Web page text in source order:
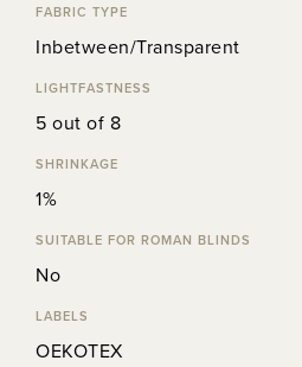
FABRIC TYPE
Inbetween/Transparent
LIGHTFASTNESS
5 out of 8
SHRINKAGE
1%
SUITABLE FOR ROMAN BLINDS
No
LABELS
OEKOTEX